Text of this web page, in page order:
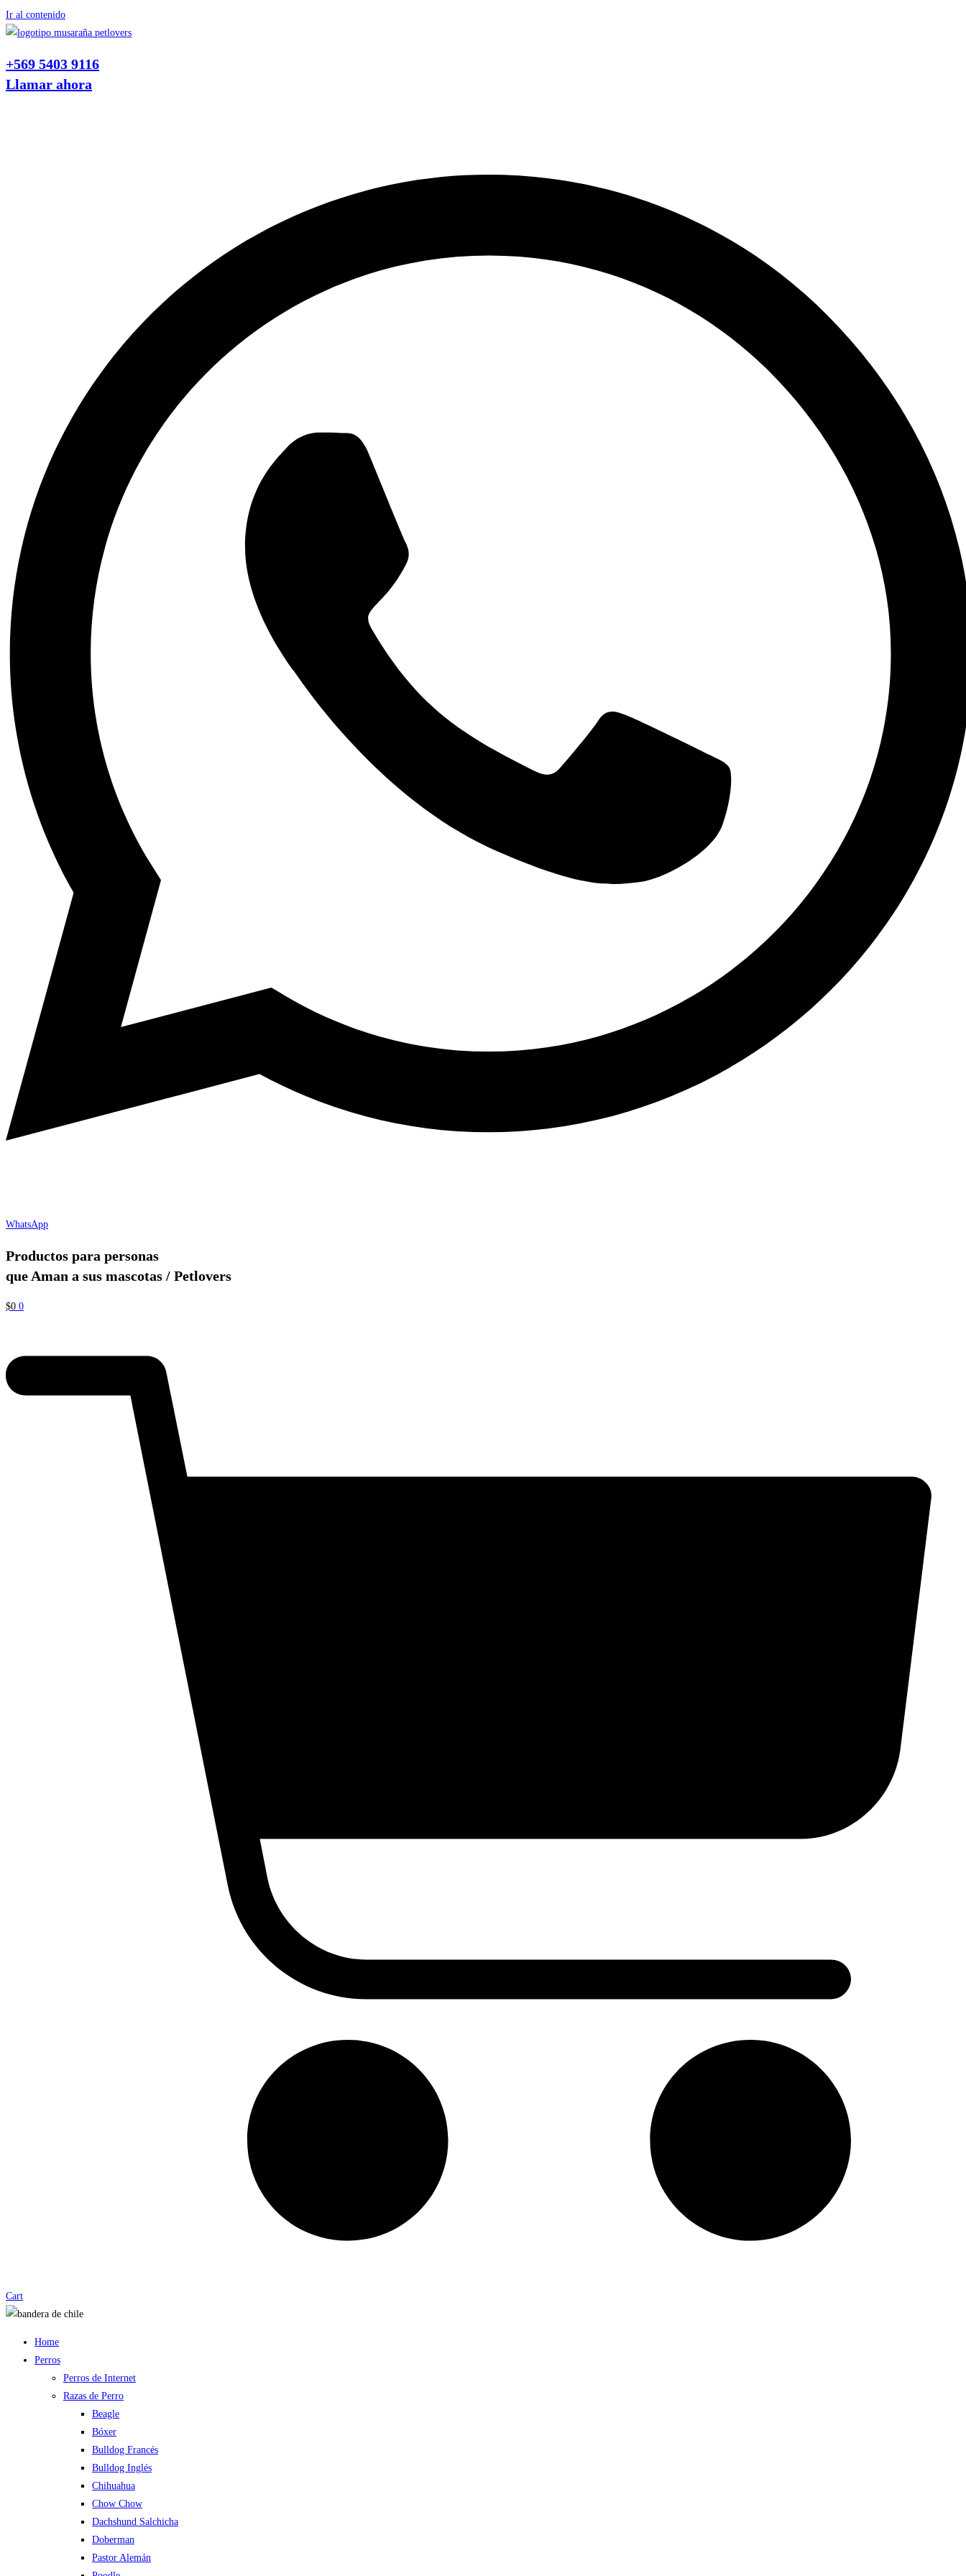
Ir al contenido
+569 5403 9116
Llamar ahora
WhatsApp
Productos para personas
que Aman a sus mascotas / Petlovers
$0 0
Cart
Home
Perros
Perros de Internet
Razas de Perro
Beagle
Bóxer
Bulldog Francés
Bulldog Inglés
Chihuahua
Chow Chow
Dachshund Salchicha
Doberman
Pastor Alemán